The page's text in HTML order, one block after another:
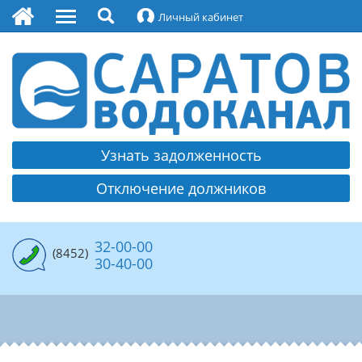
Личный кабинет
Руководство
Охрана труда
Контакты
Платежные реквизиты МУПП
Раскрытие информации
Политика обработки и защиты персональных
данных
Противодействие коррупции
Вакансии
Узнать задолженность
Отключение должников
(8452) 32-00-00
30-40-00